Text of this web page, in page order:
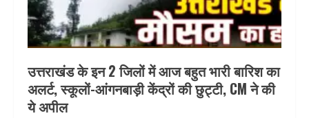
उत्तराखंड के इन 2 जिलों में आज बहुत भारी बारिश का
अलर्ट, स्कूलों-आंगनबाड़ी केंद्रों की छुट्टी, CM ने की
ये अपील